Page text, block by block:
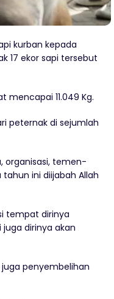
kurban kepada
17 ekor sapi tersebut
11.049 Kg.
peternak di sejumlah
organisasi, temen-
ini diijabah Allah
tempat dirinya
dirinya akan
juga penyembelihan